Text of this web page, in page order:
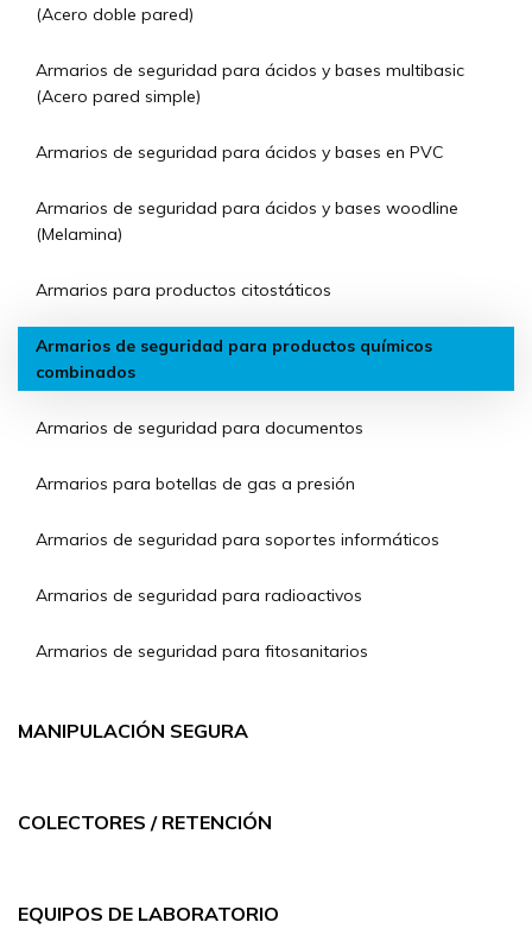
(Acero doble pared)
Armarios de seguridad para ácidos y bases multibasic
(Acero pared simple)
Armarios de seguridad para ácidos y bases en PVC
Armarios de seguridad para ácidos y bases woodline
(Melamina)
Armarios para productos citostáticos
Armarios de seguridad para productos químicos
combinados
Armarios de seguridad para documentos
Armarios para botellas de gas a presión
Armarios de seguridad para soportes informáticos
Armarios de seguridad para radioactivos
Armarios de seguridad para fitosanitarios
MANIPULACIÓN SEGURA
COLECTORES / RETENCIÓN
EQUIPOS DE LABORATORIO